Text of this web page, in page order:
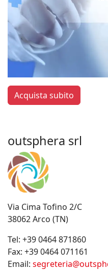
Acquista subito
outsphera srl
Via Cima Tofino 2/C
38062 Arco (TN)
Tel: +39 0464 871860
Fax: +39 0464 071161
Email: